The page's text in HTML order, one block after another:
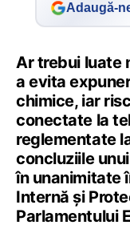
Adaugă-
Ar trebui luate
a evita
chimice, iar
conectate la
reglementate
concluziile
în unanimitate
Internă și
Parlamentului